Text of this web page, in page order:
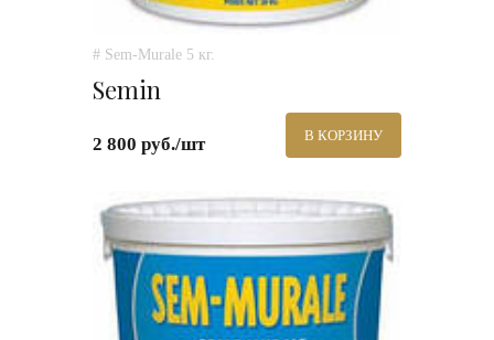
# Sem-Murale 5 кг.
Semin
2 800 руб./шт В КОРЗИНУ